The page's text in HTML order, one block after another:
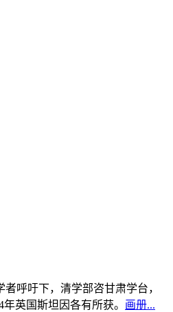
呼吁下，清学部咨甘肃学台，
英国斯坦因各有所获。 画册...